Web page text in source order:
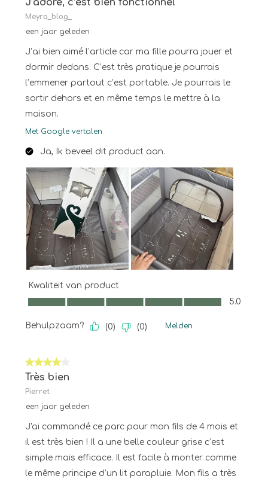
J’adore, c’est bien fonctionnel
Meyra_blog_
een jaar geleden
J’ai bien aimé l’article car ma fille pourra jouer et
dormir dedans. C’est très pratique je pourrais
l’emmener partout c’est portable. Je pourrais le
sortir dehors et en même temps le mettre à la
maison.
Met Google vertalen
Ja, Ik beveel dit product aan.
Kwaliteit van product
Kwaliteit van product, 5.0 van 5
5.0
Behulpzaam? (0) (0) Melden
4 van 5 sterren.
Très bien
Pierret
een jaar geleden
J'ai commandé ce parc pour mon fils de 4 mois et
il est très bien ! Il a une belle couleur grise c’est
simple mais efficace. Il est facile à monter comme
le même principe d’un lit parapluie. Mon fils a très